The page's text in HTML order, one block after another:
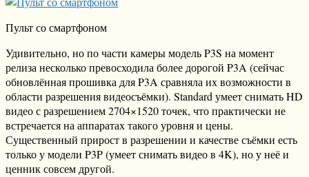
Пульт со смартфоном
Удивительно, но по части камеры модель P3S на момент
релиза несколько превосходила более дорогой P3A (сейчас
обновлённая прошивка для P3A сравняла их возможности в
области разрешения видеосъёмки). Standard умеет снимать HD
видео с разрешением 2704×1520 точек, что практически не
встречается на аппаратах такого уровня и цены.
Существенный прирост в разрешении и качестве съёмки есть
только у модели P3P (умеет снимать видео в 4K), но у неё и
ценник совсем другой.